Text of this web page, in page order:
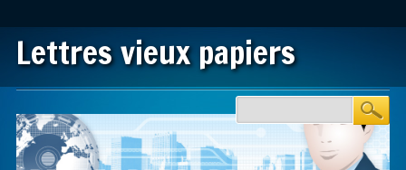
Lettres vieux papiers
Main menu